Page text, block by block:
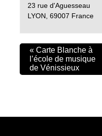
23 rue d'Aguesseau
LYON 69007 France
« Carte Blanche à
l’école de musique
de Vénissieux